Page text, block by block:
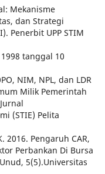
Mekanisme
dan Strategi
Penerbit UPP STIM
tanggal 10
NIM, NPL, dan LDR
Milik Pemerintah
(STIE) Pelita
2016. Pengaruh CAR,
Perbankan Di Bursa
5(5).Universitas